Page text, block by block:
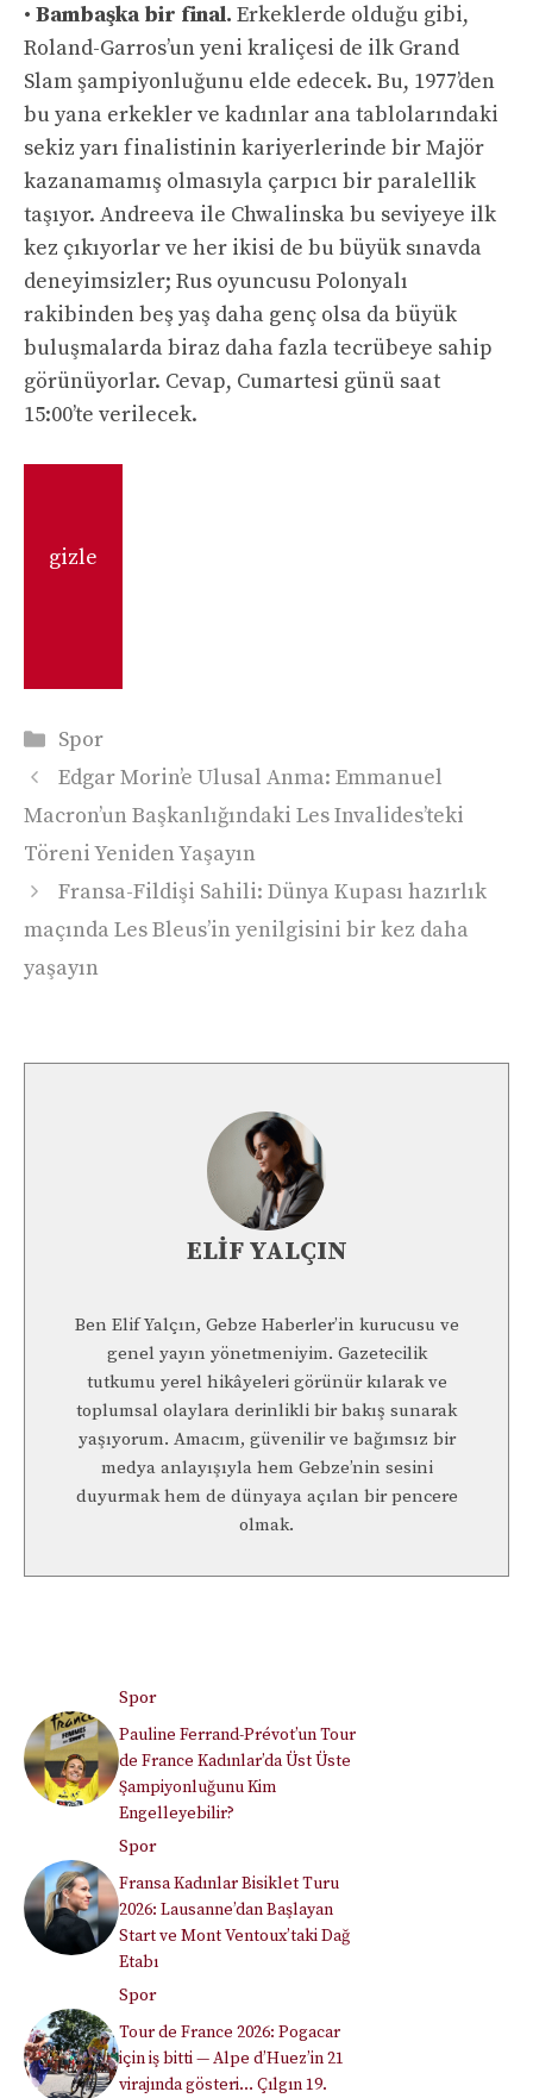
• Bambaşka bir final. Erkeklerde olduğu gibi,
Roland-Garros’un yeni kraliçesi de ilk Grand
Slam şampiyonluğunu elde edecek. Bu, 1977’den
bu yana erkekler ve kadınlar ana tablolarındaki
sekiz yarı finalistinin kariyerlerinde bir Majör
kazanamamış olmasıyla çarpıcı bir paralellik
taşıyor. Andreeva ile Chwalinska bu seviyeye ilk
kez çıkıyorlar ve her ikisi de bu büyük sınavda
deneyimsizler; Rus oyuncusu Polonyalı
rakibinden beş yaş daha genç olsa da büyük
buluşmalarda biraz daha fazla tecrübeye sahip
görünüyorlar. Cevap, Cumartesi günü saat
15:00’te verilecek.
gizle
Kategoriler
Spor
Edgar Morin’e Ulusal Anma: Emmanuel
Macron’un Başkanlığındaki Les Invalides’teki
Töreni Yeniden Yaşayın
Fransa-Fildişi Sahili: Dünya Kupası hazırlık
maçında Les Bleus’in yenilgisini bir kez daha
yaşayın
ELIF YALÇIN
Ben Elif Yalçın, Gebze Haberler’in kurucusu ve
genel yayın yönetmeniyim. Gazetecilik
tutkumu yerel hikâyeleri görünür kılarak ve
toplumsal olaylara derinlikli bir bakış sunarak
yaşıyorum. Amacım, güvenilir ve bağımsız bir
medya anlayışıyla hem Gebze’nin sesini
duyurmak hem de dünyaya açılan bir pencere
olmak.
Spor
Pauline Ferrand-Prévot’un Tour
de France Kadınlar’da Üst Üste
Şampiyonluğunu Kim
Engelleyebilir?
Spor
Fransa Kadınlar Bisiklet Turu
2026: Lausanne’dan Başlayan
Start ve Mont Ventoux’taki Dağ
Etabı
Spor
Tour de France 2026: Pogacar
için iş bitti — Alpe d’Huez’in 21
virajında gösteri… Çılgın 19.